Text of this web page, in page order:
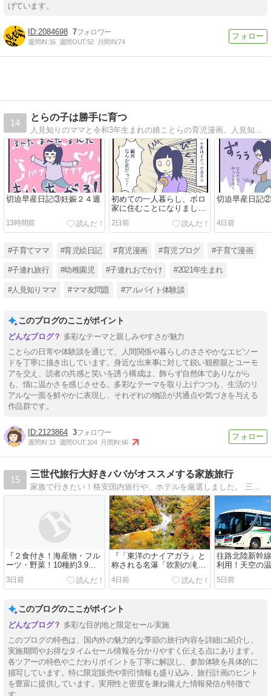
げています。
2084698 7
週間IN:16 週間OUT:52 月間IN:74
14
とらの子は勝手に育つ
人見知りのママと令和3年生まれの娘ことらの育児漫画。人見知りママがママ友作りに奮闘したり、子連れ旅行の漫画もあるよ。ヤバいアルバイト先の体験談も連載しています！
切迫早産日記③妊娠２４週
13時間前
初めての一人暮らし、ボロ
家に住むことになりました
(16)
2日前
切迫早産日記
4日前
#子育てママ #育児絵日記 #育児漫画 #育児ブログ #子育て漫画
#子連れ旅行 #幼稚園児 #子連れおでかけ #2021年生まれ
#人見知りママ #ママ友問題 #アルバイト体験談
このブログのここがポイント
多彩なテーマと親しみやすさが魅力
ことらの日常や体験談を通じて、人間関係や暮らしのささやかなエピソー
ドを丁寧に描き出しています。身近な出来事に対して鋭い観察眼とユーモ
アを交え、読者の共感と笑いを誘う構成は、飾らず自然体でありながら
も、情に温かさを感じさせる。多彩なテーマを取り上げつつも、生活のリ
アルな一面を鮮やかに表現し、それぞれの物語が共通点や気づきを与える
作品群です。
2123864 3
週間IN:13 週間OUT:104 月間IN:66
15
三世代旅行大好きババがオススメする家族旅行
家族で行きたい！格安国内旅行や、ホテルを厳選しました。 三世代旅行をおすすめいたします！ 三世代で旅行に行くなら、気軽に行ける国内旅行をおす
『２食付き！海産物・フル
ーツ・野菜！10種約3.9ｋ
ｇのお持ち帰り！埼玉県民
大感謝ミステリー』【南越
3日前
『「東洋のナイアガラ」と
称される名瀑「吹割の滝」
大迫力の紅葉空中散歩「苗
場ドラゴンドラ」「田代ロ
4日前
往路北陸新幹
利用！天空の
露天風呂を愉
リンスホテル
5日前
このブログのここがポイント
多彩な目的地と限定セール実施
このブログの特色は、国内外の魅力的な季節の旅行内容を詳細に紹介し、
実施期間やお得なタイムセール情報を分かりやすく伝える点にあります。
各ツアーの特色やこだわりポイントを丁寧に解説し、参加体験を具体的に
描写しています。特に限定販売や割引情報も盛り込み、旅行計画のヒント
を豊富に提供しています。実用性と密度を兼ね備えた情報発信が特徴で
す。